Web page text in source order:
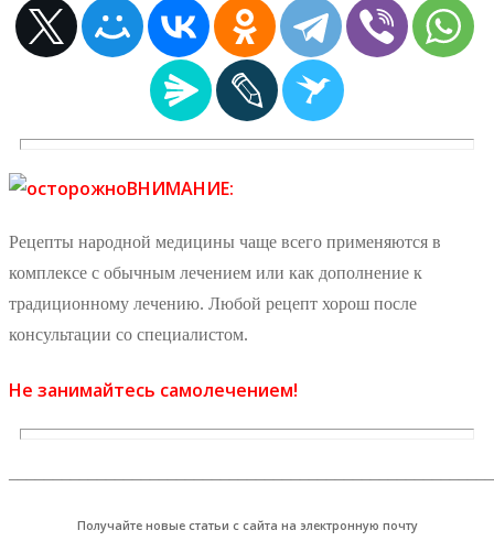
ВНИМАНИЕ:
Рецепты народной медицины чаще всего применяются в
комплексе с обычным лечением или как дополнение к
традиционному лечению. Любой рецепт хорош после
консультации со специалистом.
Не занимайтесь самолечением!
Получайте новые статьи с сайта на электронную почту